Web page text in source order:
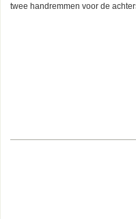
twee handremmen voor de